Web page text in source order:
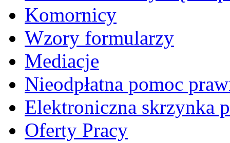
Komornicy
Wzory formularzy
Mediacje
Nieodpłatna pomoc
Elektroniczna skrzynka
Oferty Pracy